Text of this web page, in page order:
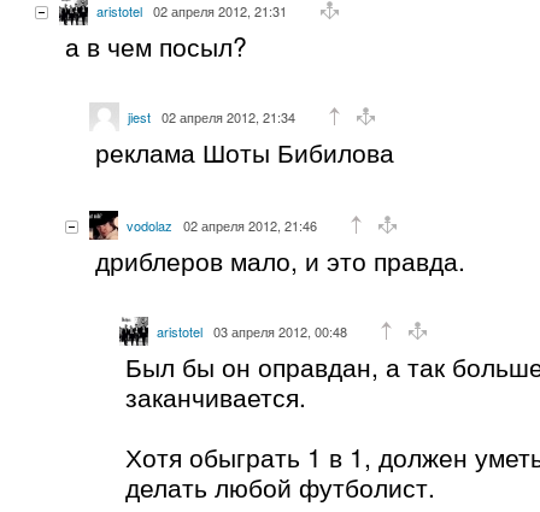
aristotel 02 апреля 2012, 21:31
а в чем посыл?
jiest 02 апреля 2012, 21:34
реклама Шоты Бибилова
vodolaz 02 апреля 2012, 21:46
дриблеров мало, и это правда.
aristotel 03 апреля 2012, 00:48
Был бы он оправдан, а так
заканчивается.
Хотя обыграть 1 в 1, должен
делать любой футболист.